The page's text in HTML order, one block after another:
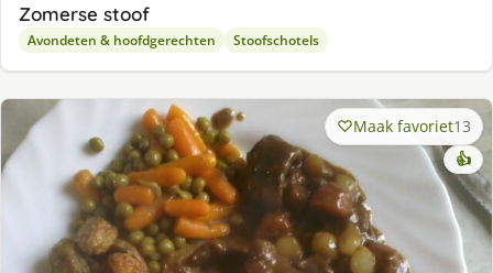
Zomerse stoof
Avondeten & hoofdgerechten Stoofschotels
Maak favoriet13
👍